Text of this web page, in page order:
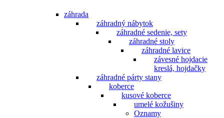
záhrada
záhradný nábytok
záhradné sedenie, sety
záhradné stoly
záhradné lavice
závesné hojdacie
kreslá, hojdačky
záhradné párty stany
koberce
kusové koberce
umelé kožušiny
Oznamy